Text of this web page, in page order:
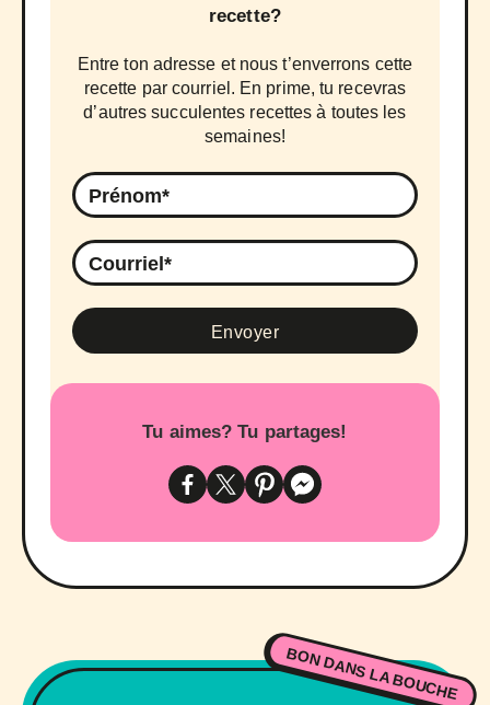
recette?
Entre ton adresse et nous t’enverrons cette
recette par courriel. En prime, tu recevras
d’autres succulentes recettes à toutes les
semaines!
Tu aimes? Tu partages!
BON DANS LA BOUCHE